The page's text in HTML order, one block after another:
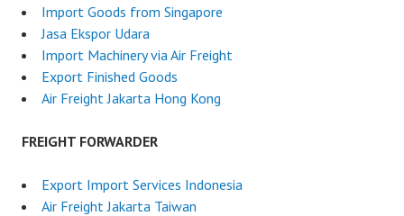
Import Goods from Singapore
Jasa Ekspor Udara
Import Machinery via Air Freight
Export Finished Goods
Air Freight Jakarta Hong Kong
FREIGHT FORWARDER
Export Import Services Indonesia
Air Freight Jakarta Taiwan